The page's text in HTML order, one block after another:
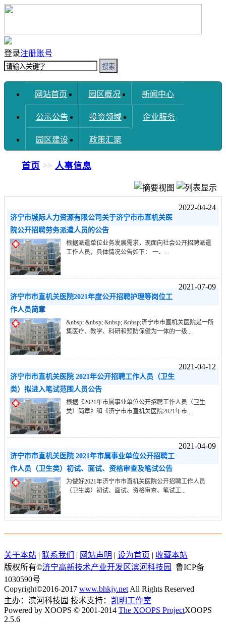
登录注册账号
搜索
网站首页 园区概况 新闻中心
公示公告 投资领域 企业服务
园区建设 政策汇聚
首页 >> 人事信息
2022-04-24
济宁市城际人力资源有限公司关于济宁市市直机关医
院公开招聘劳务派遣人员的公告
根据派遣单位业务发展需求，现面向社会公开招聘派遣
工作人员，具体情况公告如下： 一、...
2021-07-09
济宁市市直机关医院2021年度公开招聘护理等岗位工
作人员简章
&nbsp; &nbsp; &nbsp; &nbsp;济宁市市直机关医院是一所
集医疗、教学、科研和预防保健为一体的一级...
2021-04-12
济宁市市直机关医院 2021年公开招聘工作人员（卫生
类）拟进入笔试范围人员公告
根据《2021年市属事业单位公开招聘工作人员（卫生
类）简章》和《济宁市市直机关医院2021年市...
2021-04-09
济宁市市直机关医院 2021年市属事业单位公开招聘工
作人员（卫生类）初试、面试、资格审查及笔试公告
为做好2021年济宁市市直机关医院公开招聘工作人员
（卫生类）初试、面试、资格审查、笔试工...
关于本站 | 联系我们 | 网站声明 | 设为首页 | 收藏本站
版权所有©济宁高新技术产业开发区滨河科技园
鲁ICP备
1030590号
Copyright©2016-2017 www.bhkjy.net All Rights Reserved
主办：滨河科技园 技术支持： 凯明工作室
Powered by XOOPS © 2001-2014 The XOOPS ProjectXOOPS
2.5.6